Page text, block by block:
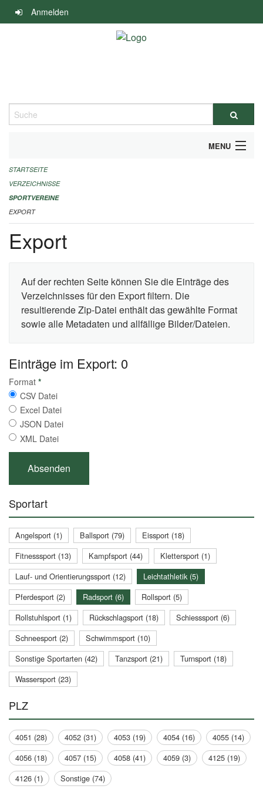
Navigation
überspringen
Anmelden
Suche
MENU
ALLGEMEINE INFORMATIONEN
FINANZIELLE UNTERSTÜTZUNG BENÖTIGT?
KONTAKT
STARTSEITE
VERZEICHNISSE
SPORTVEREINE
EXPORT
Export
Auf der rechten Seite können Sie die Einträge des
Verzeichnisses für den Export filtern. Die
resultierende Zip-Datei enthält das gewählte Format
sowie alle Metadaten und allfällige Bilder/Dateien.
Einträge im Export: 0
Format *
CSV Datei
Excel Datei
JSON Datei
XML Datei
Sportart
Angelsport (1) Ballsport (79)
Eissport (18)
Fitnesssport (13)
Kampfsport (44)
Klettersport (1)
Lauf- und Orientierungssport (12)
Leichtathletik (5)
Pferdesport (2)
Radsport (6)
Rollsport (5)
Rollstuhlsport (1)
Rückschlagsport (18)
Schiesssport (6)
Schneesport (2)
Schwimmsport (10)
Sonstige Sportarten (42)
Tanzsport (21)
Turnsport (18)
Wassersport (23)
PLZ
4051 (28) 4052 (31) 4053 (19) 4054 (16)
4055 (14)
4056 (18)
4057 (15) 4058 (41) 4059 (3)
4125 (19)
4126 (1)
Sonstige (74)